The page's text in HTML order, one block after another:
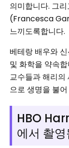
의미합니다. 그
(Francesca
느끼도록합니다.
베테랑 배우와
및 화학을 약속
교수들과 해리의
으로 생명을 불
HBO
에서 촬